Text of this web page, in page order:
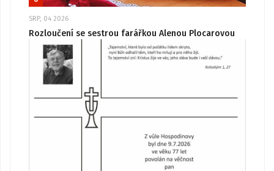
SRP, 04 2026
Rozloučení se sestrou farářkou Alenou Plocarovou